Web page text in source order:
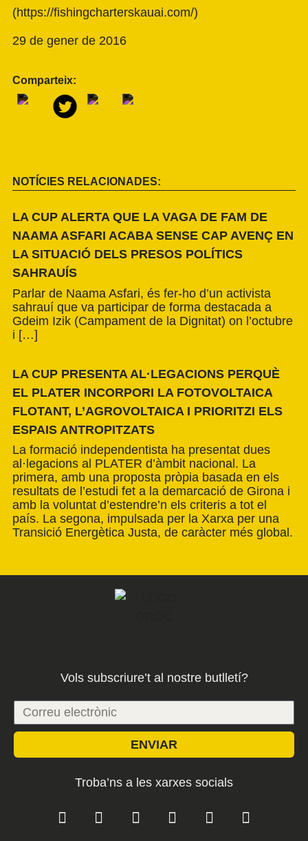
(https://fishingcharterskauai.com/)
29 de gener de 2016
Comparteix:
NOTÍCIES RELACIONADES:
LA CUP ALERTA QUE LA VAGA DE FAM DE
NAAMA ASFARI ACABA SENSE CAP AVENÇ EN
LA SITUACIÓ DELS PRESOS POLÍTICS
SAHRAUÍS
Parlar de Naama Asfari, és fer-ho d’un activista
sahrauí que va participar de forma destacada a
Gdeim Izik (Campament de la Dignitat) on l’octubre
i […]
LA CUP PRESENTA AL·LEGACIONS PERQUÈ
EL PLATER INCORPORI LA FOTOVOLTAICA
FLOTANT, L’AGROVOLTAICA I PRIORITZI ELS
ESPAIS ANTROPITZATS
La formació independentista ha presentat dues
al·legacions al PLATER d’àmbit nacional. La
primera, amb una proposta pròpia basada en els
resultats de l’estudi fet a la demarcació de Girona i
amb la voluntat d’estendre’n els criteris a tot el
país. La segona, impulsada per la Xarxa per una
Transició Energètica Justa, de caràcter més global.
Vols subscriure’t al nostre butlletí?
ENVIAR
Troba’ns a les xarxes socials